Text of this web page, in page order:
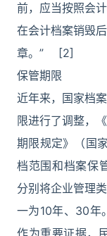
前，应当按照会
在会计档案销毁
章。” [2]
保管期限
近年来，国家档
限进行了调整，
期限规定》（国
档范围和档案保
分别将企业管理
一为10年、30年
作为重要证据，